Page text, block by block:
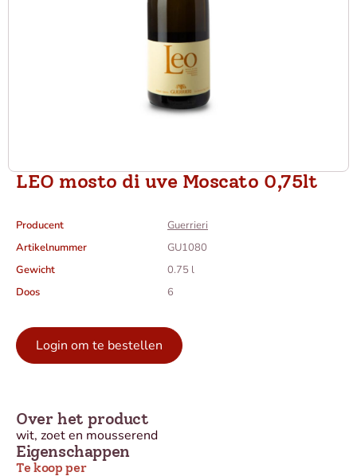
LEO mosto di uve Moscato 0,75lt
Producent
Guerrieri
Artikelnummer
GU1080
Gewicht
0.75 l
Doos
6
Login om te bestellen
Eigenschappen
Te koop per
Over het product
wit, zoet en mousserend